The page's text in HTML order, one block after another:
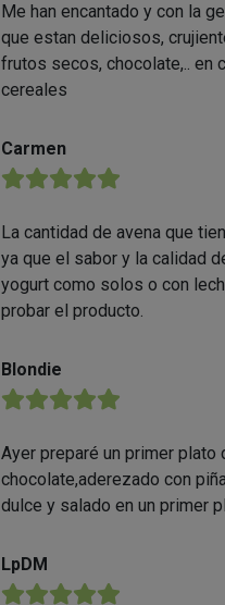
Me han encantado y con la
que estan deliciosos,
frutos secos, chocolate,.. en
cereales
Carmen
★★★★★
La cantidad de avena que
ya que el sabor y la calidad
yogurt como solos o con
probar el producto.
Blondie
★★★★★
Ayer preparé un primer
chocolate,aderezado con
dulce y salado en un primer
LpDM
★★★★★